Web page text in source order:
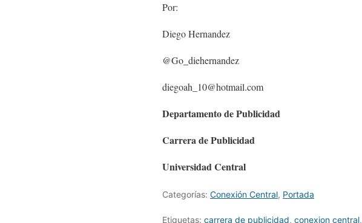
Por:
Diego Hernandez
@Go_diehernandez
diegoah_10@hotmail.com
Departamento de Publicidad
Carrera de Publicidad
Universidad Central
Categorías: Conexión Central, Portada
Etiquetas: carrera de publicidad, conexion central,